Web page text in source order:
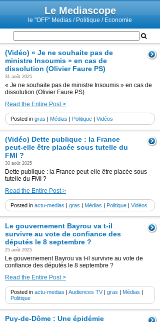
Le Mediascope
le "OFF" Medias / Politique / Economie
(Vidéo) « Je ne souhaite pas de
ministre Insoumis » en cas de
dissolution (Olivier Faure PS)
31 août 2025
« Je ne souhaite pas de ministre Insoumis » en cas de
dissolution (Olivier Faure PS)
Read the Entire Post >
Posted in gras | Médias | Politique | Vidéos
(Vidéo) Dette publique : la France
peut-elle être placée sous tutelle du
FMI ?
30 août 2025
Dette publique : la France peut-elle être placée sous
tutelle du FMI ?
Read the Entire Post >
Posted in actu-medias | gras | Médias | Politique | Vidéos
Le gouvernement Bayrou va t-il
survivre au vote de confiance des
députés le 8 septembre ?
25 août 2025
Le gouvernement Bayrou va t-il survivre au vote de
confiance des députés le 8 septembre ?
Read the Entire Post >
Posted in actu-medias | Audiences TV| gras | Médias |
Politique
Puy-de-Dôme : Une épidémie